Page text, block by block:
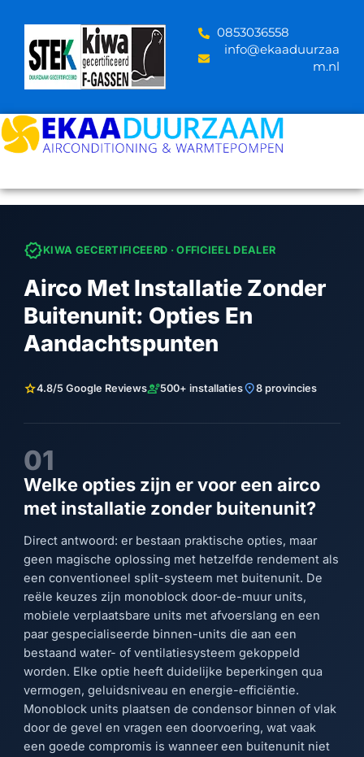
content
‪0853036558
info@ekaaduurzaa
m.nl
verifiedKIWA GECERTIFICEERD · OFFICIEEL DEALER
Airco Met Installatie Zonder
Buitenunit: Opties En
Aandachtspunten
star4.8/5 Google Reviewsengineering500+ installatieslocation_on8 provincies
01
Welke opties zijn er voor een airco
met installatie zonder buitenunit?
Direct antwoord: er bestaan praktische opties, maar
geen magische oplossing met hetzelfde rendement als
een conventioneel split-systeem met buitenunit. De
reële keuzes zijn monoblock door-de-muur units,
mobiele verplaatsbare units met afvoerslang en een
paar gespecialiseerde binnen-units die aan een
bestaand water- of ventilatiesysteem gekoppeld
worden. Elke optie heeft duidelijke beperkingen qua
vermogen, geluidsniveau en energie-efficiëntie.
Monoblock units plaatsen de condensor binnen of vlak
door de gevel en vragen een doorvoering, wat vaak
een goede compromis is wanneer een buitenunit niet